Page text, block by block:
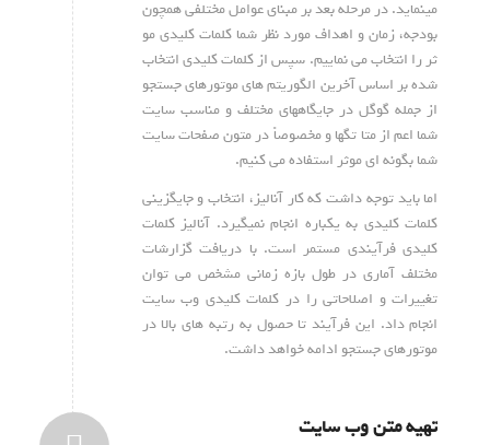
مینماید. در مرحله بعد بر مبنای عوامل مختلفی همچون
بودجه، زمان و اهداف مورد نظر شما کلمات کلیدی مو
ثر را انتخاب می نماییم. سپس از کلمات کلیدی انتخاب
شده بر اساس آخرین الگوریتم های موتورهای جستجو
از جمله گوگل در جایگاههای مختلف و مناسب سایت
شما اعم از متا تگها و مخصوصاً در متون صفحات سایت
شما بگونه ای موثر استفاده می کنیم.
اما باید توجه داشت که کار آنالیز، انتخاب و جایگزینی
کلمات کلیدی به یکباره انجام نمیگیرد. آنالیز کلمات
کلیدی فرآیندی مستمر است. با دریافت گزارشات
مختلف آماری در طول بازه زمانی مشخص می توان
تغییرات و اصلاحاتی را در کلمات کلیدی وب سایت
انجام داد. این فرآیند تا حصول به رتبه های بالا در
موتورهای جستجو ادامه خواهد داشت.
تهیه متن وب سایت